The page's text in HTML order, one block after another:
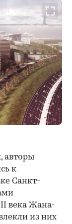
авторы
к
Санкт-
века Жана-
из них